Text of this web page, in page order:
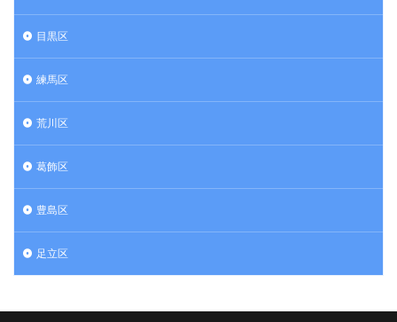
目黒区
練馬区
荒川区
葛飾区
豊島区
足立区